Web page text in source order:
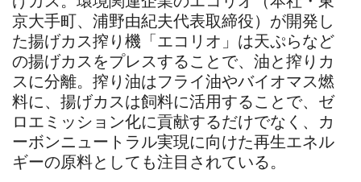
京大手町、浦野由紀夫代表取締役）が開発し
た揚げカス搾り機「エコリオ」は天ぷらなど
の揚げカスをプレスすることで、油と搾りカ
スに分離。搾り油はフライ油やバイオマス燃
料に、揚げカスは飼料に活用することで、ゼ
ロエミッション化に貢献するだけでなく、カ
ーボンニュートラル実現に向けた再生エネル
ギーの原料としても注目されている。